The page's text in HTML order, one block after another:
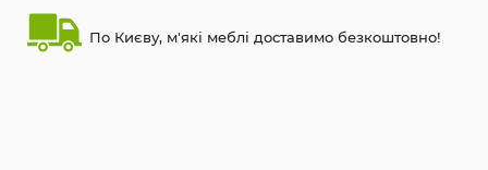
По Києву, м'які меблі доставимо безкоштовно!